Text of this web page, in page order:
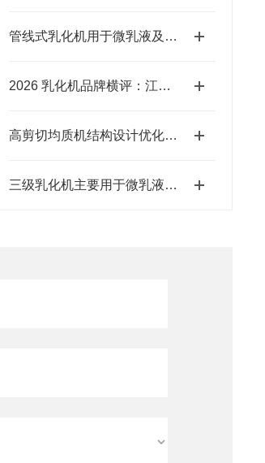
管线式乳化机用于微乳液及超细悬浮液的生产
2026 乳化机品牌横评：江苏思峻 VS 进口品牌，剪切力与性价比谁更优？（附FAQ常见问题解答）
高剪切均质机结构设计优化方向
三级乳化机主要用于微乳液及超细悬乳液的生产